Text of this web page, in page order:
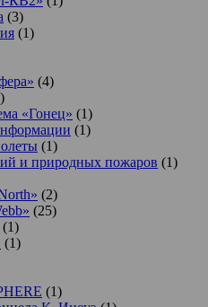
(3)
(1)
(4)
«Гонец» (1)
(1)
(1)
и природных пожаров (1)
(2)
(25)
(1)
(1)
(1)